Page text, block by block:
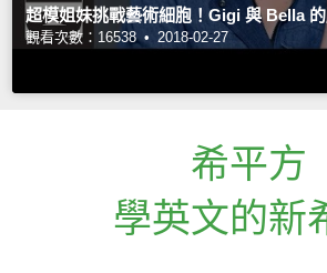
超模姐妹挑戰藝術細胞！Gigi 與 Bella
觀看次數：16538 • 2018-02-27
希平方
學英文的新